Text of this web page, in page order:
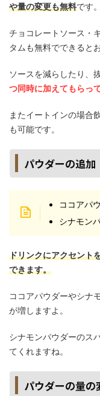
や量の変更も無料です。
チョコレートソース・
タムも無料でできると
ソースを減らしたり、
つ同時に加えてもらっ
またイートインの場合
も可能です。
パウダーの追加
ココアパ
シナモン
ドリンクにアクセント
できます。
ココアパウダーやシナ
が増しますよ。
シナモンパウダーのス
てくれますね。
パウダーの量の